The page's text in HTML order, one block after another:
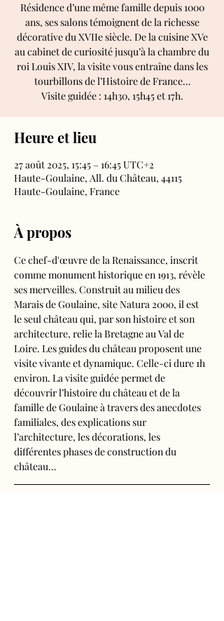
Résidence d’une même famille depuis 1000
ans, ses salons témoignent de la richesse
décorative du XVIIe siècle. De la cuisine XVe
au cabinet de curiosité jusqu’à la chambre du
roi Louis XIV, la visite vous entraîne dans les
tourbillons de l’Histoire de France…
Visite guidée : 14h30, 15h45 et 17h.
Heure et lieu
27 août 2025, 15:45 – 16:45 UTC+2
Haute-Goulaine, All. du Château, 44115
Haute-Goulaine, France
À propos
Ce chef-d'œuvre de la Renaissance, inscrit
comme monument historique en 1913, révèle
ses merveilles. Construit au milieu des
Marais de Goulaine, site Natura 2000, il est
le seul château qui, par son histoire et son
architecture, relie la Bretagne au Val de
Loire. Les guides du château proposent une
visite vivante et dynamique. Celle-ci dure 1h
environ. La visite guidée permet de
découvrir l’histoire du château et de la
famille de Goulaine à travers des anecdotes
familiales, des explications sur
l’architecture, les décorations, les
différentes phases de construction du
château…